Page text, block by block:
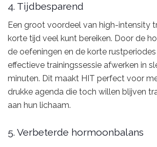
4. Tijdbesparend
Een groot voordeel van high-intensity
korte tijd veel kunt bereiken. Door de
de oefeningen en de korte rustperiodes
effectieve trainingssessie afwerken in
minuten. Dit maakt HIT perfect voor
drukke agenda die toch willen blijven
aan hun lichaam.
5. Verbeterde hormoonbalans